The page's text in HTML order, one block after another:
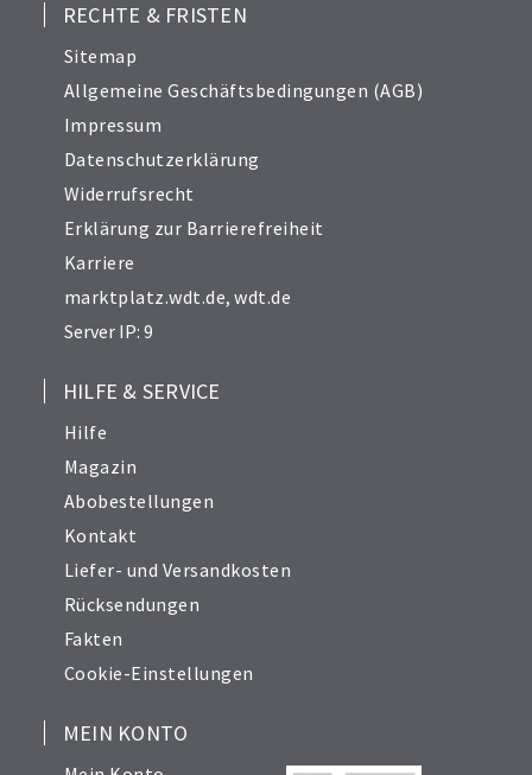
RECHTE & FRISTEN
Sitemap
Allgemeine Geschäftsbedingungen (AGB)
Impressum
Datenschutzerklärung
Widerrufsrecht
Erklärung zur Barrierefreiheit
Karriere
marktplatz.wdt.de,wdt.de
Server IP: 9
HILFE & SERVICE
Hilfe
Magazin
Abobestellungen
Kontakt
Liefer- und Versandkosten
Rücksendungen
Fakten
Cookie-Einstellungen
MEIN KONTO